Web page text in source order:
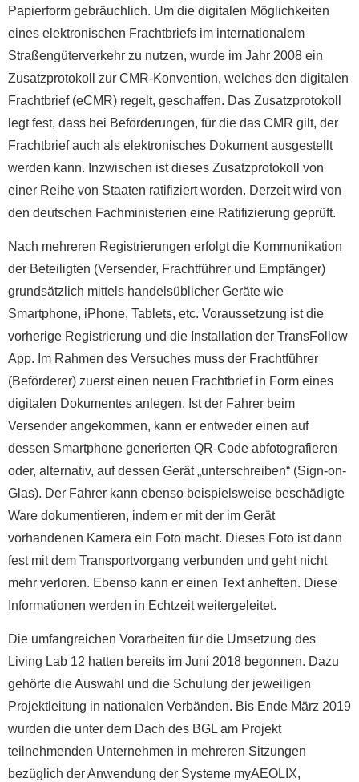
Papierform gebräuchlich. Um die digitalen Möglichkeiten
eines elektronischen Frachtbriefs im internationalem
Straßengüterverkehr zu nutzen, wurde im Jahr 2008 ein
Zusatzprotokoll zur CMR-Konvention, welches den digitalen
Frachtbrief (eCMR) regelt, geschaffen. Das Zusatzprotokoll
legt fest, dass bei Beförderungen, für die das CMR gilt, der
Frachtbrief auch als elektronisches Dokument ausgestellt
werden kann. Inzwischen ist dieses Zusatzprotokoll von
einer Reihe von Staaten ratifiziert worden. Derzeit wird von
den deutschen Fachministerien eine Ratifizierung geprüft.
Nach mehreren Registrierungen erfolgt die Kommunikation
der Beteiligten (Versender, Frachtführer und Empfänger)
grundsätzlich mittels handelsüblicher Geräte wie
Smartphone, iPhone, Tablets, etc. Voraussetzung ist die
vorherige Registrierung und die Installation der TransFollow
App. Im Rahmen des Versuches muss der Frachtführer
(Beförderer) zuerst einen neuen Frachtbrief in Form eines
digitalen Dokumentes anlegen. Ist der Fahrer beim
Versender angekommen, kann er entweder einen auf
dessen Smartphone generierten QR-Code abfotografieren
oder, alternativ, auf dessen Gerät „unterschreiben“ (Sign-on-
Glas). Der Fahrer kann ebenso beispielsweise beschädigte
Ware dokumentieren, indem er mit der im Gerät
vorhandenen Kamera ein Foto macht. Dieses Foto ist dann
fest mit dem Transportvorgang verbunden und geht nicht
mehr verloren. Ebenso kann er einen Text anheften. Diese
Informationen werden in Echtzeit weitergeleitet.
Die umfangreichen Vorarbeiten für die Umsetzung des
Living Lab 12 hatten bereits im Juni 2018 begonnen. Dazu
gehörte die Auswahl und die Schulung der jeweiligen
Projektleitung in nationalen Verbänden. Bis Ende März 2019
wurden die unter dem Dach des BGL am Projekt
teilnehmenden Unternehmen in mehreren Sitzungen
bezüglich der Anwendung der Systeme myAEOLIX,